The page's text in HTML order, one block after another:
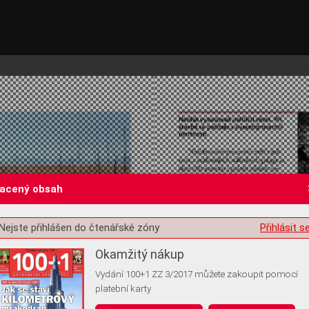
o souhlas s ukládáním volitelných informací
obsah
Přihlásit
přihlášen do čtenářské zóny
Okamžitý nákup
Vydání 100+1 ZZ 3/2017 můžete zakoupit pomocí
platební karty